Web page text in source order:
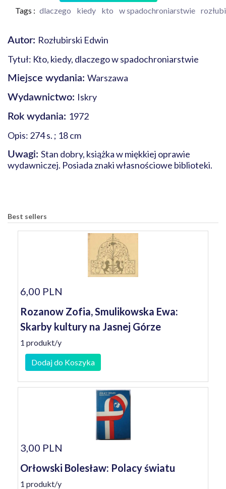
Tags : dlaczego kiedy kto w spadochroniarstwie
Autor: Rozłubirski Edwin
Tytuł: Kto, kiedy, dlaczego w spadochroniarstwie
Miejsce wydania: Warszawa
Wydawnictwo: Iskry
Rok wydania: 1972
Opis: 274 s. ; 18 cm
Uwagi: Stan dobry, książka w miękkiej oprawie
wydawniczej. Posiada znaki własnościowe biblioteki.
Best sellers
6,00 PLN
Rozanow Zofia, Smulikowska Ewa:
Skarby kultury na Jasnej Górze
1 produkt/y
Dodaj do Koszyka
3,00 PLN
Orłowski Bolesław: Polacy światu
1 produkt/y